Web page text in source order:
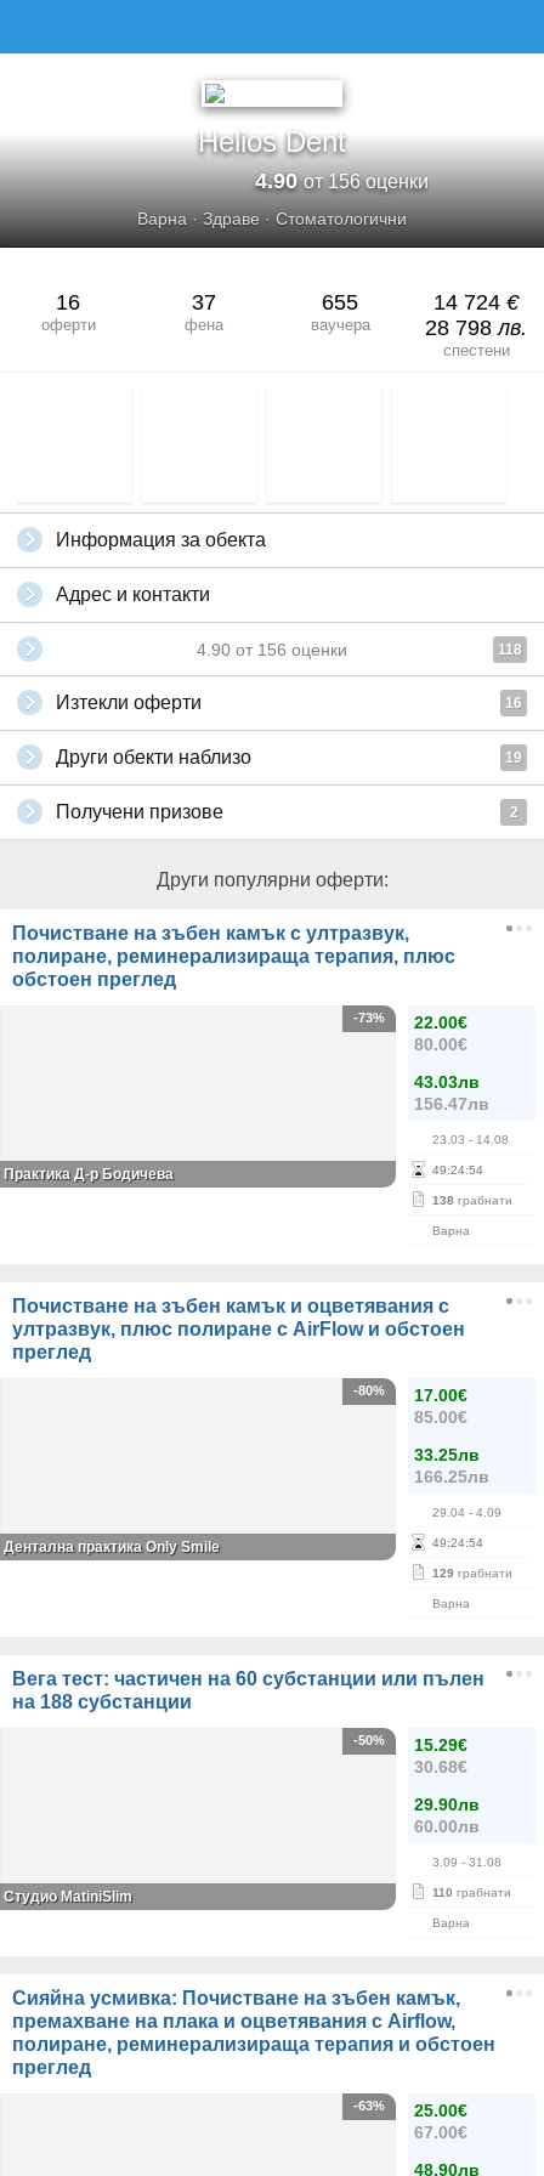
Helios Dent
4.90от 156 оценки
Варна · Здраве · Стоматологични
16
оферти
37
фена
655
ваучера
14 724 €
28 798лв.
спестени
Информация за обекта
Адрес и контакти
4.90 от 156 оценки 118
Изтекли оферти 16
Други обекти наблизо 19
Получени призове 2
Други популярни оферти:
Почистване на зъбен камък с ултразвук,
полиране, реминерализираща терапия, плюс
обстоен преглед
22.00€
80.00€
43.03лв
156.47лв
23.03 - 14.08
49:24:54
138 грабнати
Варна
-73%
Практика Д-р Бодичева
Почистване на зъбен камък и оцветявания с
ултразвук, плюс полиране с AirFlow и обстоен
преглед
17.00€
85.00€
33.25лв
166.25лв
29.04 - 4.09
49:24:54
129 грабнати
Варна
-80%
Дентална практика Only Smile
Вега тест: частичен на 60 субстанции или пълен
на 188 субстанции
15.29€
30.68€
29.90лв
60.00лв
3.09 - 31.08
110 грабнати
Варна
-50%
Студио MatiniSlim
Сияйна усмивка: Почистване на зъбен камък,
премахване на плака и оцветявания с Airflow,
полиране, реминерализираща терапия и обстоен
преглед
25.00€
67.00€
48.90лв
-63%